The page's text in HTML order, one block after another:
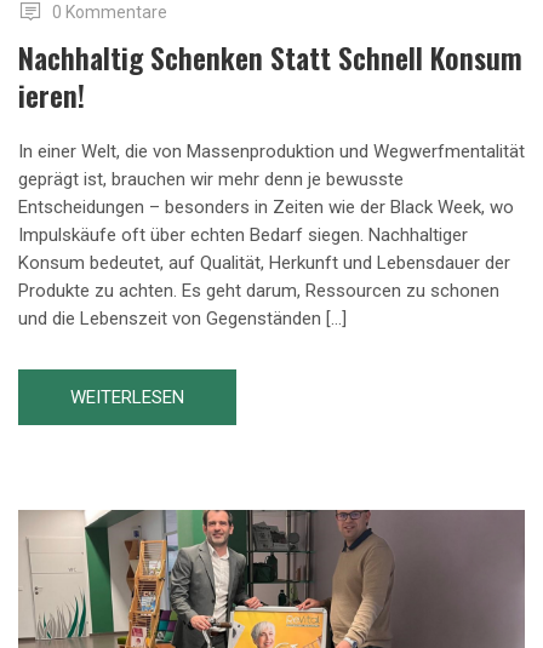
0 Kommentare
Nachhaltig Schenken Statt Schnell Konsum
Ieren!
In einer Welt, die von Massenproduktion und Wegwerfmentalität
geprägt ist, brauchen wir mehr denn je bewusste
Entscheidungen – besonders in Zeiten wie der Black Week, wo
Impulskäufe oft über echten Bedarf siegen. Nachhaltiger
Konsum bedeutet, auf Qualität, Herkunft und Lebensdauer der
Produkte zu achten. Es geht darum, Ressourcen zu schonen
und die Lebenszeit von Gegenständen […]
WEITERLESEN